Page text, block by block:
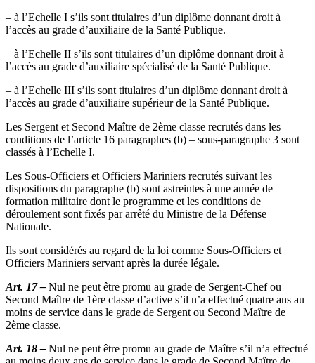
– à l’Echelle I s’ils sont titulaires d’un diplôme donnant droit à
l’accès au grade d’auxiliaire de la Santé Publique.
– à l’Echelle II s’ils sont titulaires d’un diplôme donnant droit à
l’accès au grade d’auxiliaire spécialisé de la Santé Publique.
– à l’Echelle III s’ils sont titulaires d’un diplôme donnant droit à
l’accès au grade d’auxiliaire supérieur de la Santé Publique.
Les Sergent et Second Maître de 2ème classe recrutés dans les
conditions de l’article 16 paragraphes (b) – sous-paragraphe 3 sont
classés à l’Echelle I.
Les Sous-Officiers et Officiers Mariniers recrutés suivant les
dispositions du paragraphe (b) sont astreintes à une année de
formation militaire dont le programme et les conditions de
déroulement sont fixés par arrêté du Ministre de la Défense
Nationale.
Ils sont considérés au regard de la loi comme Sous-Officiers et
Officiers Mariniers servant après la durée légale.
Art. 17 – Nul ne peut être promu au grade de Sergent-Chef ou
Second Maître de 1ère classe d’active s’il n’a effectué quatre ans au
moins de service dans le grade de Sergent ou Second Maître de
2ème classe.
Art. 18 – Nul ne peut être promu au grade de Maître s’il n’a effectué